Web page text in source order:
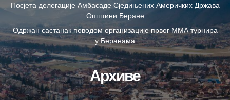
Посјета делегације Амбасаде Сједињених Америчких Држава
Општини Беране
Одржан састанак поводом организације првог ММА турнира
у Беранама
Архиве